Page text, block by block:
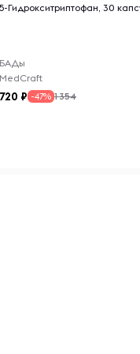
5-Гидрокситриптофан, 30
БАДы
MedCraft
720 -47% 1 354